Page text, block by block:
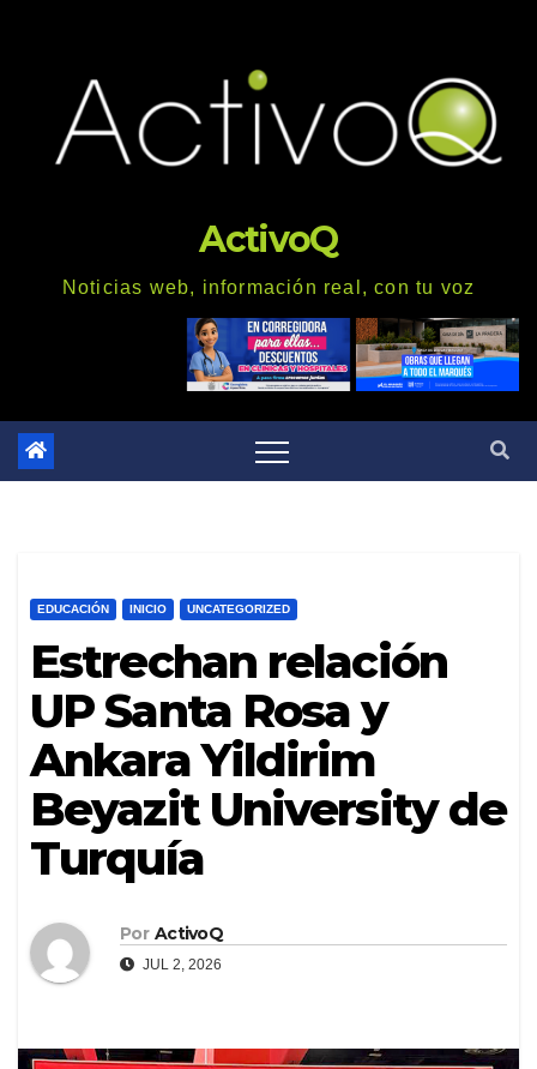
ActivoQ
Noticias web, información real, con tu voz
EDUCACIÓN INICIO UNCATEGORIZED
Estrechan relación
UP Santa Rosa y
Ankara Yildirim
Beyazit University de
Turquía
Por ActivoQ
JUL 2, 2026